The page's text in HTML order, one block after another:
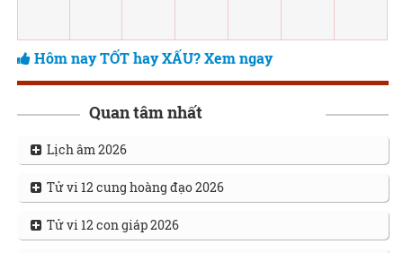
Hôm nay TỐT hay XẤU? Xem ngay
Quan tâm nhất
Lịch âm 2026
Tử vi 12 cung hoàng đạo 2026
Tử vi 12 con giáp 2026